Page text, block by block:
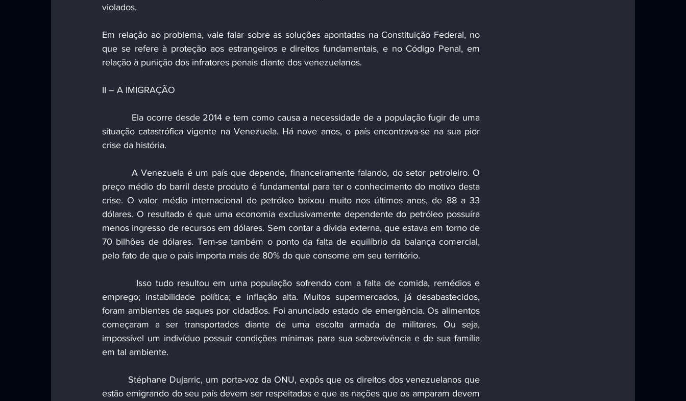
violados.
Em relação ao problema, vale falar sobre as soluções apontadas na Constituição Federal, no
que se refere à proteção aos estrangeiros e direitos fundamentais, e no Código Penal, em
relação à punição dos infratores penais diante dos venezuelanos.
II – A IMIGRAÇÃO
situação catastrófica vigente na Venezuela. Há nove anos, o país encontrava-se na sua pior
crise da história.
preço médio do barril deste produto é fundamental para ter o conhecimento do motivo desta
crise. O valor médio internacional do petróleo baixou muito nos últimos anos, de 88 a 33
dólares. O resultado é que uma economia exclusivamente dependente do petróleo possuíra
menos ingresso de recursos em dólares. Sem contar a dívida externa, que estava em torno de
70 bilhões de dólares. Tem-se também o ponto da falta de equilíbrio da balança comercial,
pelo fato de que o país importa mais de 80% do que consome em seu território.
emprego; instabilidade política; e inflação alta. Muitos supermercados, já desabastecidos,
foram ambientes de saques por cidadãos. Foi anunciado estado de emergência. Os alimentos
começaram a ser transportados diante de uma escolta armada de militares. Ou seja,
impossível um indivíduo possuir condições mínimas para sua sobrevivência e de sua família
em tal ambiente.
estão emigrando do seu país devem ser respeitados e que as nações que os amparam devem